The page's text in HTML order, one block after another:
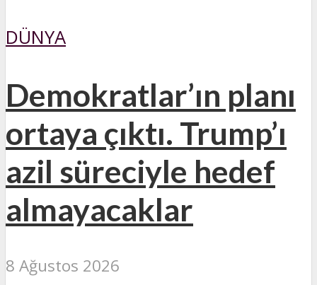
DÜNYA
Demokratlar’ın planı
ortaya çıktı. Trump’ı
azil süreciyle hedef
almayacaklar
8 Ağustos 2026